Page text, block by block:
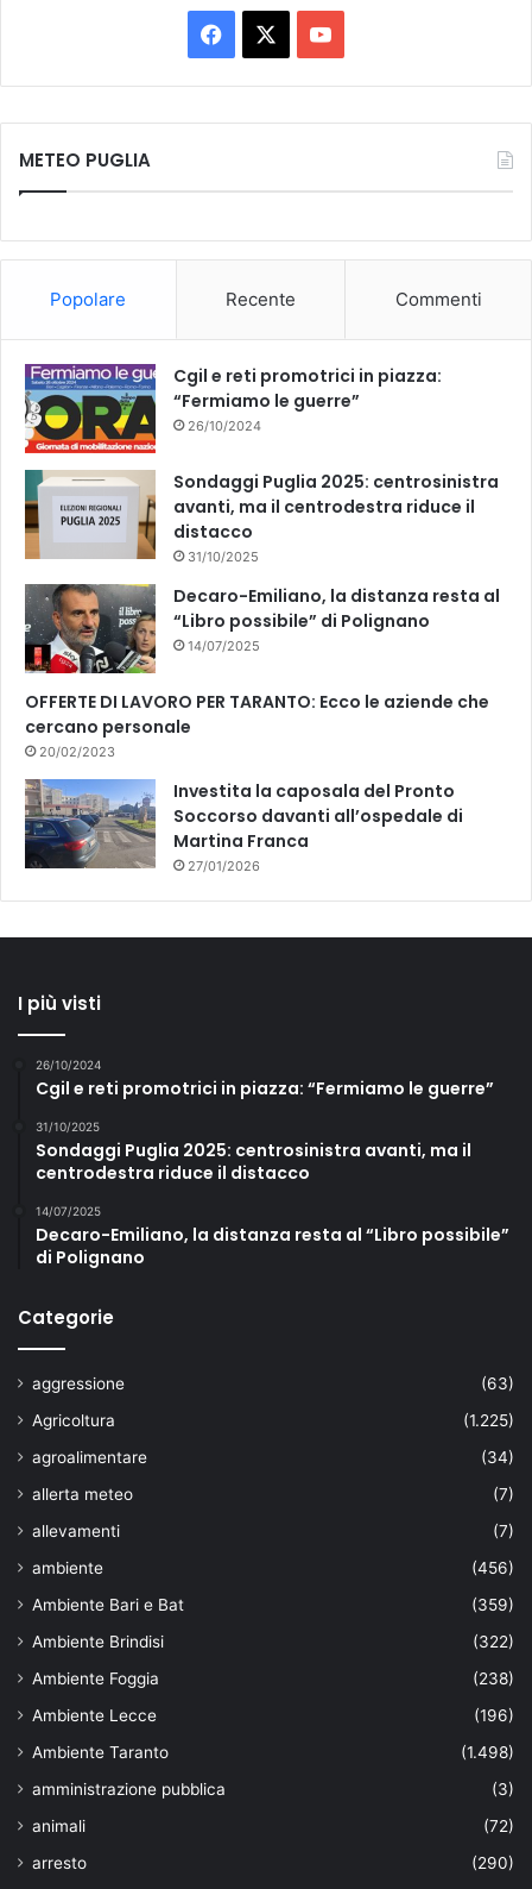
a
c
k
o
u
METEO PUGLIA
Popolare Recente Commenti
Cgil e reti promotrici in piazza:
“Fermiamo le guerre”
26/10/2024
Sondaggi Puglia 2025: centrosinistra
avanti, ma il centrodestra riduce il
distacco
31/10/2025
Decaro-Emiliano, la distanza resta al
“Libro possibile” di Polignano
14/07/2025
OFFERTE DI LAVORO PER TARANTO: Ecco le aziende che
cercano personale
20/02/2023
Investita la caposala del Pronto
Soccorso davanti all’ospedale di
Martina Franca
27/01/2026
I più visti
26/10/2024
Cgil e reti promotrici in piazza: “Fermiamo le guerre”
31/10/2025
Sondaggi Puglia 2025: centrosinistra avanti, ma il
centrodestra riduce il distacco
14/07/2025
Decaro-Emiliano, la distanza resta al “Libro possibile”
di Polignano
Categorie
aggressione
(63)
Agricoltura
(1.225)
agroalimentare
(34)
allerta meteo
(7)
allevamenti
(7)
ambiente
(456)
Ambiente Bari e Bat
(359)
Ambiente Brindisi
(322)
Ambiente Foggia
(238)
Ambiente Lecce
(196)
Ambiente Taranto
(1.498)
amministrazione pubblica
(3)
animali
(72)
arresto
(290)